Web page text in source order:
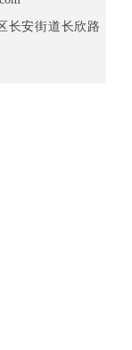
长安街道长欣路